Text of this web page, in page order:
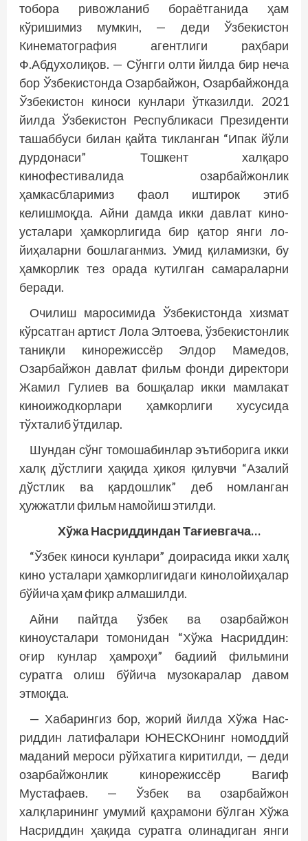
тобора ривожланиб бораётганида ҳам
кўришимиз мумкин, — деди Ўзбекистон
Кинематография агентлиги раҳбари
Ф.Абдухолиқов. — Сўнгги олти йилда бир неча
бор Ўзбекис­тонда Озарбайжон, Озарбайжонда
Ўзбекис­тон киноси кунлари ўтказилди. 2021
йилда Ўзбекис­тон Республикаси Президенти
ташаб­буси билан қайта тикланган “Ипак йўли
дурдонаси” Тошкент халқаро
кинофестивалида озарбайжонлик
ҳамкасбларимиз фаол иштирок этиб
келишмоқда. Айни дамда икки давлат кино­
усталари ҳамкорлигида бир қатор янги ло­
йиҳаларни бошлаганмиз. Умид қиламизки, бу
ҳамкорлик тез орада кутилган самараларни
беради.
Очилиш маросимида Ўзбекистонда хизмат
кўрсатган артист Лола Элтоева, ўзбекистонлик
таниқли кинорежиссёр Элдор Мамедов,
Озарбайжон давлат фильм фонди директори
Жамил Гулиев ва бошқалар икки мамлакат
кино­ижодкорлари ҳамкорлиги хусусида
тўхталиб ўтдилар.
Шундан сўнг томошабинлар эътиборига икки
халқ дўстлиги ҳақида ҳикоя қилувчи “Азалий
дўстлик ва қардошлик” деб номланган
ҳужжатли фильм намойиш этилди.
Хўжа Насриддиндан Тағиевгача…
“Ўзбек киноси кунлари” доирасида икки халқ
кино усталари ҳамкорлигидаги кинолойиҳалар
бўйича ҳам фикр алмашилди.
Айни пайтда ўзбек ва озарбайжон
киноусталари томонидан “Хўжа Насриддин:
оғир кунлар ҳамроҳи” бадиий фильмини
суратга олиш бўйича музокаралар давом
этмоқда.
— Хабарингиз бор, жорий йилда Хўжа Нас­
риддин латифалари ЮНЕСКОнинг номоддий
маданий мероси рўйхатига киритилди, — деди
озарбайжонлик кинорежиссёр Вагиф
Мустафаев. — Ўзбек ва озарбайжон
халқларининг умумий қаҳрамони бўлган Хўжа
Насриддин ҳақида суратга олинадиган янги